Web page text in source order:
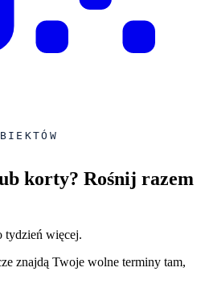
korty? Rośnij razem
tydzień więcej.
znajdą Twoje wolne terminy tam,